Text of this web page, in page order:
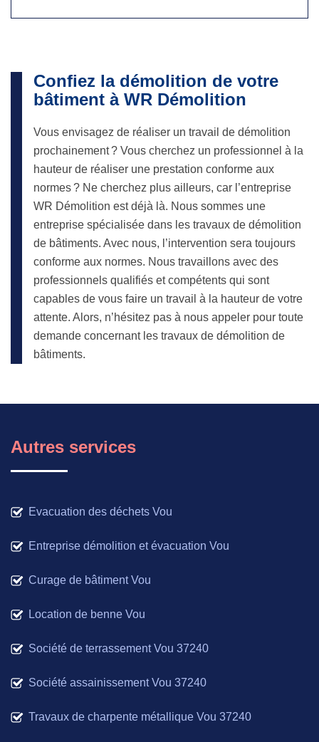
Confiez la démolition de votre
bâtiment à WR Démolition
Vous envisagez de réaliser un travail de démolition
prochainement ? Vous cherchez un professionnel à la
hauteur de réaliser une prestation conforme aux
normes ? Ne cherchez plus ailleurs, car l’entreprise
WR Démolition est déjà là. Nous sommes une
entreprise spécialisée dans les travaux de démolition
de bâtiments. Avec nous, l’intervention sera toujours
conforme aux normes. Nous travaillons avec des
professionnels qualifiés et compétents qui sont
capables de vous faire un travail à la hauteur de votre
attente. Alors, n’hésitez pas à nous appeler pour toute
demande concernant les travaux de démolition de
bâtiments.
Autres services
Evacuation des déchets Vou
Entreprise démolition et évacuation Vou
Curage de bâtiment Vou
Location de benne Vou
Société de terrassement Vou 37240
Société assainissement Vou 37240
Travaux de charpente métallique Vou 37240